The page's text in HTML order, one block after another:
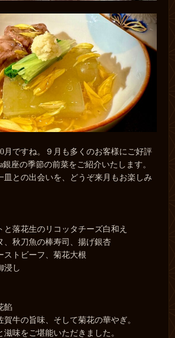
月ですね。９月も多くのお客様にご好評
銀座の季節の前菜をご紹介いたします。
皿との出会いを、どうぞ来月もお楽しみ
と落花生のリコッタチーズ白和え
、秋刀魚の棒寿司、揚げ銀杏
ストビーフ、菊花大根
浸し
餡
牛の旨味、そして菊花の華やぎ。
味をご堪能いただきました。